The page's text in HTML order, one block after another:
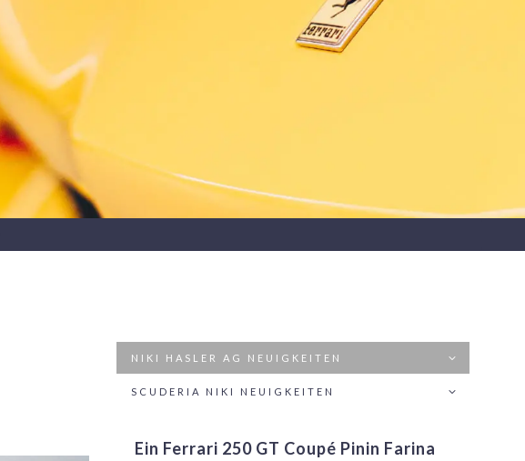
NIKI HASLER AG NEUIGKEITEN
SCUDERIA NIKI NEUIGKEITEN
Ein Ferrari 250 GT Coupé Pinin Farina